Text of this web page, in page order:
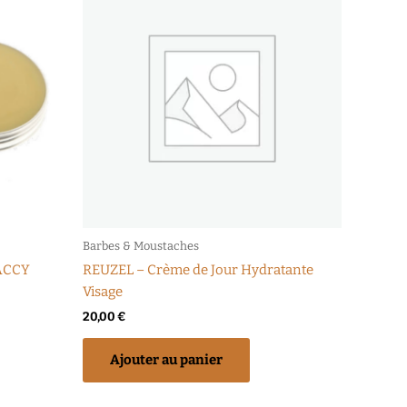
Barbes & Moustaches
REUZEL – Crème de Jour Hydratante
Visage
20,00€
Ajouter au panier